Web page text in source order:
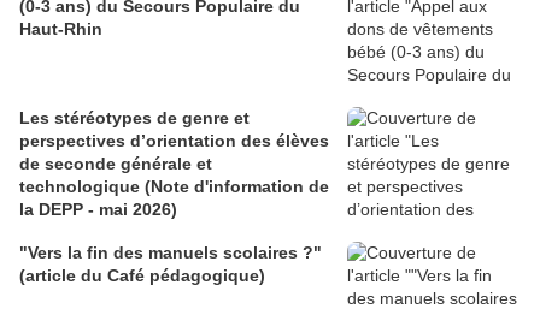
(0-3 ans) du Secours Populaire du
Haut-Rhin
Les stéréotypes de genre et
perspectives d’orientation des élèves
de seconde générale et
technologique (Note d'information de
la DEPP - mai 2026)
"Vers la fin des manuels scolaires ?"
(article du Café pédagogique)